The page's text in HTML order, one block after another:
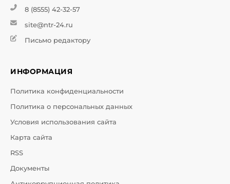
8 (8555) 42-32-57
site@ntr-24.ru
Письмо редактору
ИНФОРМАЦИЯ
Политика конфиденциальности
Политика о персональных данных
Условия использования сайта
Карта сайта
RSS
Документы